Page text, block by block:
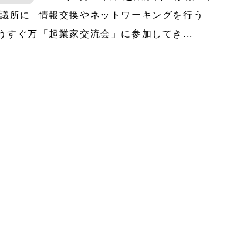
所に
すぐ万
情報交換やネットワーキングを行う
「起業家交流会」に参加してき...